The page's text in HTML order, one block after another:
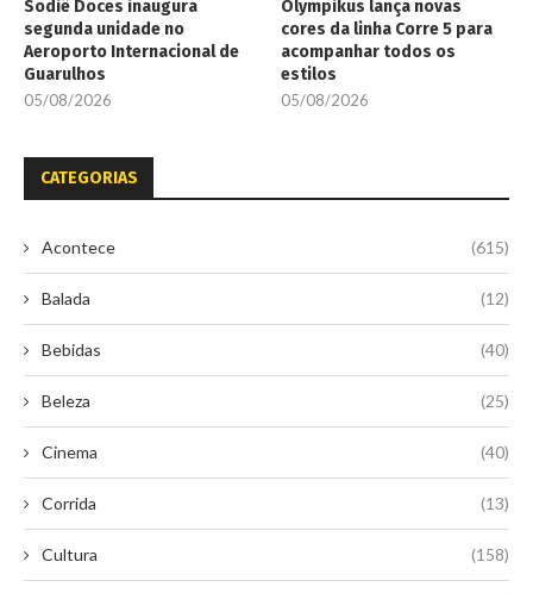
Sodiê Doces inaugura
segunda unidade no
Aeroporto Internacional de
Guarulhos
05/08/2026
Olympikus lança novas
cores da linha Corre 5 para
acompanhar todos os
estilos
05/08/2026
CATEGORIAS
Acontece (615)
Balada (12)
Bebidas (40)
Beleza (25)
Cinema (40)
Corrida (13)
Cultura (158)